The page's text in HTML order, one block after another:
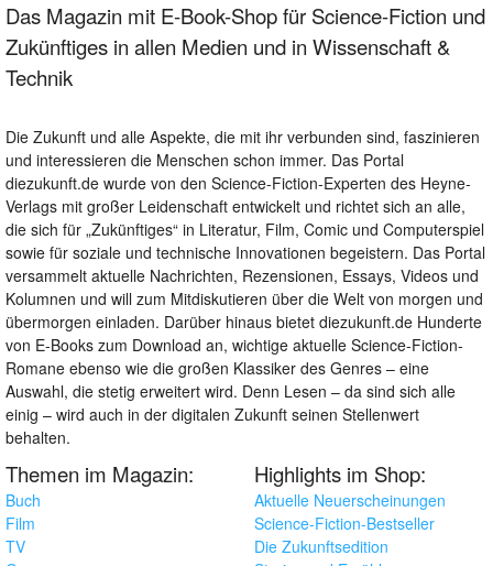
Das Magazin mit E-Book-Shop für Science-Fiction und
Zukünftiges in allen Medien und in Wissenschaft &
Technik
Die Zukunft und alle Aspekte, die mit ihr verbunden sind, faszinieren
und interessieren die Menschen schon immer. Das Portal
diezukunft.de wurde von den Science-Fiction-Experten des Heyne-
Verlags mit großer Leidenschaft entwickelt und richtet sich an alle,
die sich für „Zukünftiges“ in Literatur, Film, Comic und Computerspiel
sowie für soziale und technische Innovationen begeistern. Das Portal
versammelt aktuelle Nachrichten, Rezensionen, Essays, Videos und
Kolumnen und will zum Mitdiskutieren über die Welt von morgen und
übermorgen einladen. Darüber hinaus bietet diezukunft.de Hunderte
von E-Books zum Download an, wichtige aktuelle Science-Fiction-
Romane ebenso wie die großen Klassiker des Genres – eine
Auswahl, die stetig erweitert wird. Denn Lesen – da sind sich alle
einig – wird auch in der digitalen Zukunft seinen Stellenwert
behalten.
Themen im Magazin:
Buch
Film
TV
Highlights im Shop:
Aktuelle Neuerscheinungen
Science-Fiction-Bestseller
Die Zukunftsedition